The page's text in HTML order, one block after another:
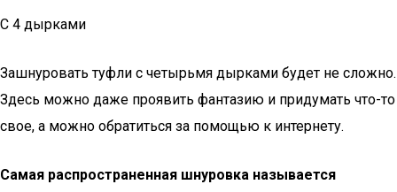
С 4 дырками
Зашнуровать туфли с четырьмя дырками будет не сложно.
Здесь можно даже проявить фантазию и придумать что-то
свое, а можно обратиться за помощью к интернету.
Самая распространенная шнуровка называется